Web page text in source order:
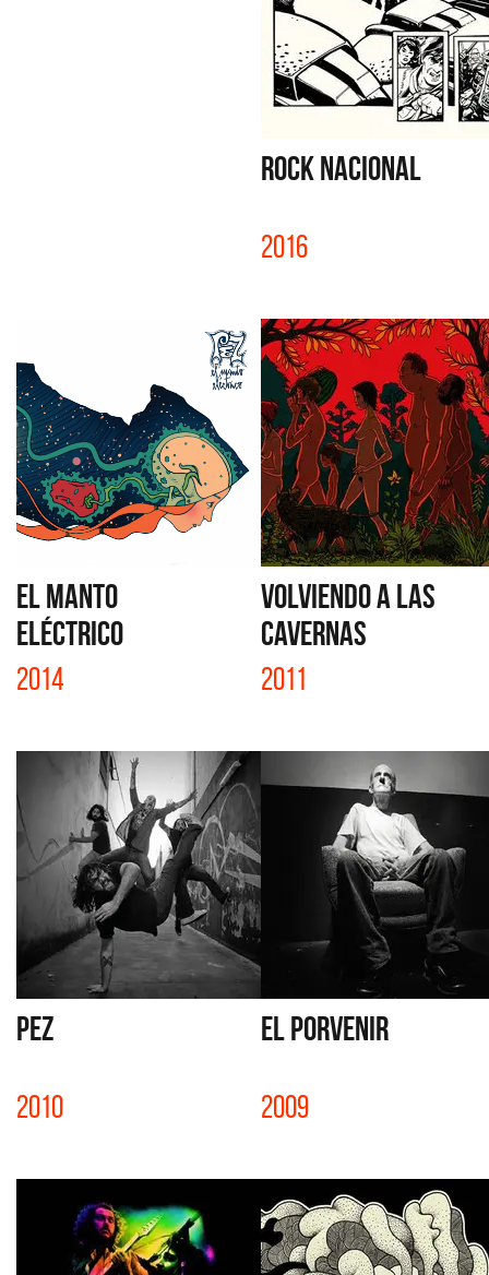
ROCK NACIONAL
2016
EL MANTO
ELÉCTRICO
2014
VOLVIENDO A LAS
CAVERNAS
2011
PEZ
2010
EL PORVENIR
2009